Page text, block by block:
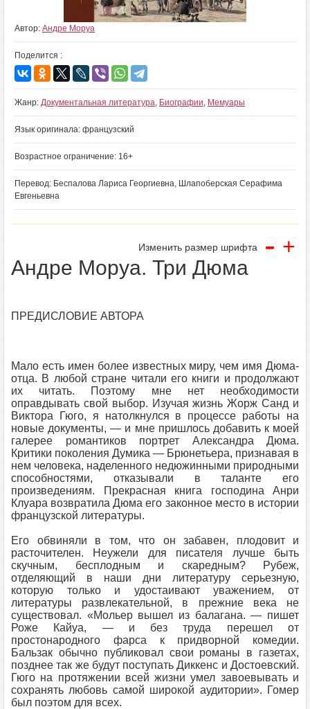
Автор: Андре Моруа
Поделится :
Жанр: Документальная литература, Биографии, Мемуары
Язык оригинала: французский
Возрастное ограничение: 16+
Перевод: Беспалова Лариса Георгиевна, Шлапоберская Серафима
Евгеньевна
Изменить размер шрифта - +
Андре Моруа. Три Дюма
ПРЕДИСЛОВИЕ АВТОРА
Мало есть имен более известных миру, чем имя Дюма-
отца. В любой стране читали его книги и продолжают
их читать. Поэтому мне нет необходимости
оправдывать свой выбор. Изучая жизнь Жорж Санд и
Виктора Гюго, я натолкнулся в процессе работы на
новые документы, — и мне пришлось добавить к моей
галерее романтиков портрет Александра Дюма.
Критики поколения Думика — Брюнетьера, признавая в
нем человека, наделенного недюжинными природными
способностями, отказывали в таланте его
произведениям. Прекрасная книга господина Анри
Клуара возвратила Дюма его законное место в истории
французской литературы.
Его обвиняли в том, что он забавен, плодовит и
расточителен. Неужели для писателя лучше быть
скучным, бесплодным и скаредным? Рубеж,
отделяющий в наши дни литературу серьезную,
которую только и удостаивают уважением, от
литературы развлекательной, в прежние века не
существовал. «Мольер вышел из балагана. — пишет
Роже Кайуа, — и без труда перешел от
простонародного фарса к придворной комедии.
Бальзак обычно публиковал свои романы в газетах,
позднее так же будут поступать Диккенс и Достоевский.
Гюго на протяжении всей жизни умел завоевывать и
сохранять любовь самой широкой аудитории». Гомер
был поэтом для всех.